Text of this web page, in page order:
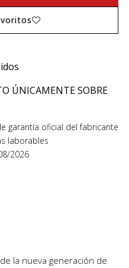
ÚNICAMENTE SOBRE
garantía oficial del fabricante
laborables
2026
la nueva generación de